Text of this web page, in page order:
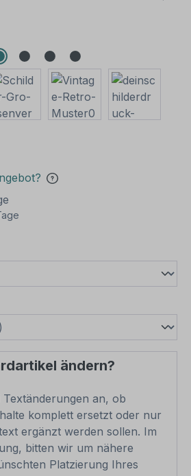
ändern?
Textänderungen an, ob
komplett ersetzt oder nur
ergänzt werden sollen. Im
bitten wir um nähere
Platzierung Ihres